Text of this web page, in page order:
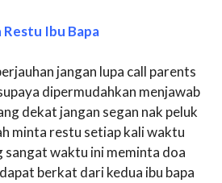
Restu Ibu Bapa
jangan lupa call parents
dipermudahkan menjawab
dekat jangan segan nak peluk
minta restu setiap kali waktu
sangat waktu ini meminta doa
berkat dari kedua ibu bapa